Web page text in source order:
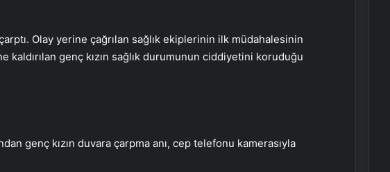
Olay yerine çağrılan sağlık ekiplerinin ilk müdahalesinin
kaldırılan genç kızın sağlık durumunun ciddiyetini koruduğu
genç kızın duvara çarpma anı, cep telefonu kamerasıyla
UETDS Nedir ? Uetds.com İle Akıllı